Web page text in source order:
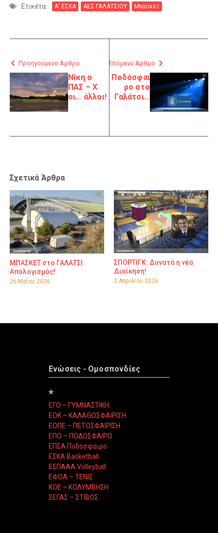
Ετικέτα: Α' ΕΣΚΑ ΑΕΣ ΓΑΛΑΤΣΙΟΥ Μπάσκετ
Προηγούμενο Άρθρο
Νίκη ο
ΠΑΣ – Χ
οι… άλλοι!
Επόμενο Άρθρο
Ποδόσφαι
ρο στο
Γαλάτσι…
Σχετικά Άρθρα
ΜΠΑΣΚΕΤ στο ΓΑΛΑΤΣΙ:
Απολογισμός!
26 Μαΐου 2026
ΣΠΟΡΤΙΓΚ: Δυνατά η νέα
Διοίκηση!
2 Απριλίου 2026
Ενώσεις - Ομοσπονδίες
*
ΕΓΟ – ΓΥΜΝΑΣΤΙΚΗ
ΕΟΚ – ΚΑΛΑΘΟΣΦΑΙΡΙΣΗ
ΕΟΠΕ – ΠΕΤΟΣΦΑΙΡΙΣΗ
ΕΠΟ – ΠΟΔΟΣΦΑΙΡΟ
ΕΠΣΑ Ποδόσφαιρο
ΕΣΚΑ Basketball
ΕΣΠΑΑΑ Volleyball
ΕΦΟΑ – ΤΕΝΙΣ
ΚΟΕ – ΚΟΛΥΜΒΗΣΗ
ΣΕΓΑΣ – ΣΤΙΒΟΣ